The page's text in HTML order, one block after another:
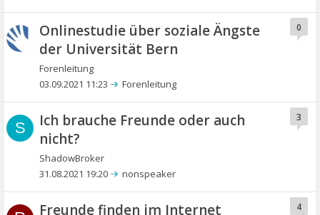
Onlinestudie über soziale Ängste
der Universität Bern
Forenleitung
0
03.09.2021 11:23 Forenleitung
S
Ich brauche Freunde oder auch
nicht?
ShadowBroker
3
31.08.2021 19:20 nonspeaker
Freunde finden im Internet 4